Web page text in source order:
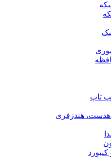
تاپ
هدست، هندزفری